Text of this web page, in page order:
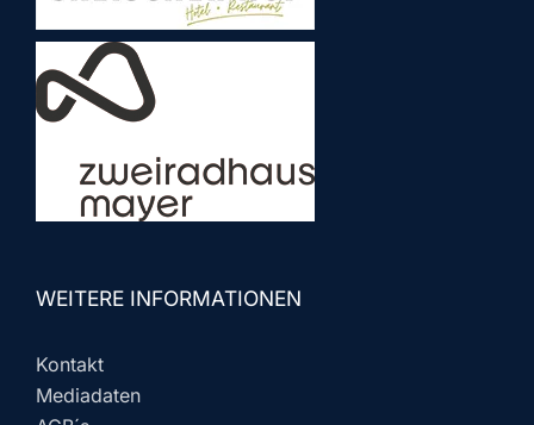
WEITERE INFORMATIONEN
Kontakt
Mediadaten